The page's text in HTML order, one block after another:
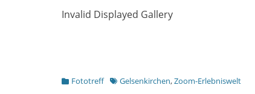
Invalid Displayed Gallery
Kategorien
Fototreff Schlagworte
Gelsenkirchen,Zoom-Erlebniswelt